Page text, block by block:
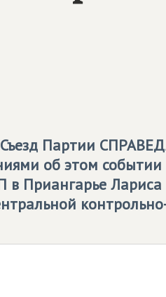
Партии
об этом
в Приангарье